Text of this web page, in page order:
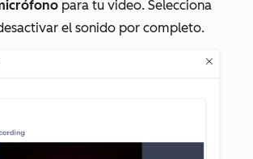
para tu video. Selecciona
el sonido por completo.